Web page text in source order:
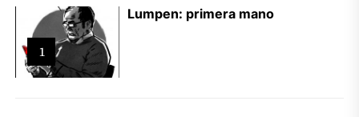
1
Lumpen: primera mano